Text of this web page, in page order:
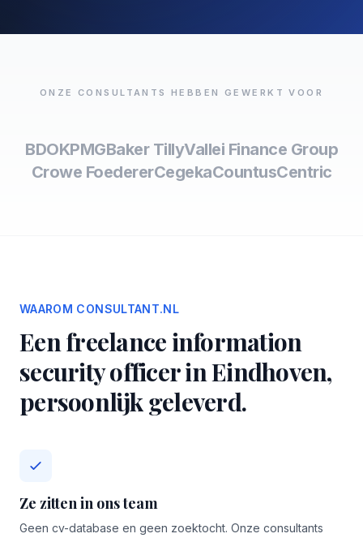
ONZE CONSULTANTS HEBBEN GEWERKT VOOR
BDOKPMGBaker TillyVallei Finance Group
Crowe FoedererCegekaCountusCentric
WAAROM CONSULTANT.NL
Een freelance information
security officer in Eindhoven,
persoonlijk geleverd.
Ze zitten in ons team
Geen cv-database en geen zoektocht. Onze consultants